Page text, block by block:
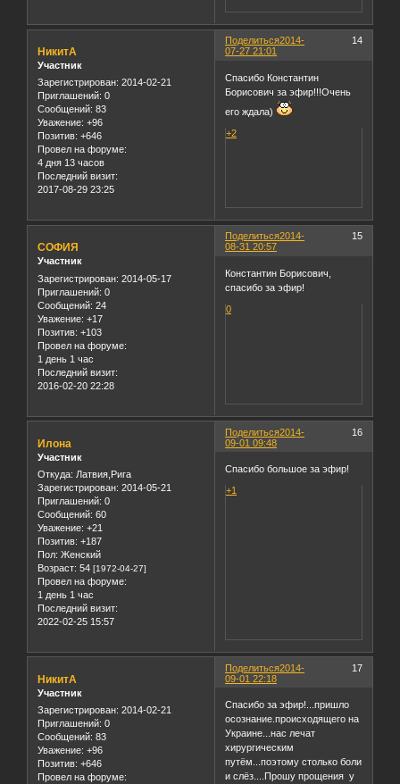
Поделиться 14
2014-
07-27 21:01
НикитА
Участник
Зарегистрирован: 2014-02-21
Приглашений: 0
Сообщений: 83
Уважение: +96
Позитив: +646
Провел на форуме:
4 дня 13 часов
Последний визит:
2017-08-29 23:25
Спасибо Константин
Борисович за эфир!!!Очень
его ждала)
+2
Поделиться 15
2014-
08-31 20:57
СОФИЯ
Участник
Зарегистрирован: 2014-05-17
Приглашений: 0
Сообщений: 24
Уважение: +17
Позитив: +103
Провел на форуме:
1 день 1 час
Последний визит:
2016-02-20 22:28
Константин Борисович,
спасибо за эфир!
0
Поделиться 16
2014-
09-01 09:48
Илона
Участник
Откуда: Латвия,Рига
Зарегистрирован: 2014-05-21
Приглашений: 0
Сообщений: 60
Уважение: +21
Позитив: +187
Пол: Женский
Возраст: 54 [1972-04-27]
Провел на форуме:
1 день 1 час
Последний визит:
2022-02-25 15:57
Спасибо большое за эфир!
+1
Поделиться 17
2014-
09-01 22:18
НикитА
Участник
Зарегистрирован: 2014-02-21
Приглашений: 0
Сообщений: 83
Уважение: +96
Позитив: +646
Провел на форуме:
Спасибо за эфир!...пришло
осознание.происходящего на
Украине...нас лечат
хирургическим
путём...поэтому столько боли
и слёз....Прошу прощения у